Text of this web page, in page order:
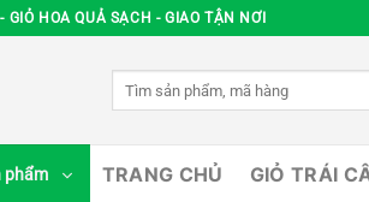
GIỎ HOA QUẢ SẠCH - GIAO TẬN NƠI
phẩm TRANG CHỦ GIỎ TRÁI